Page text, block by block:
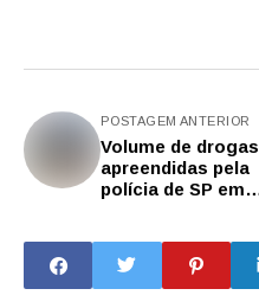
POSTAGEM ANTERIOR
Volume de drogas
apreendidas pela
polícia de SP em